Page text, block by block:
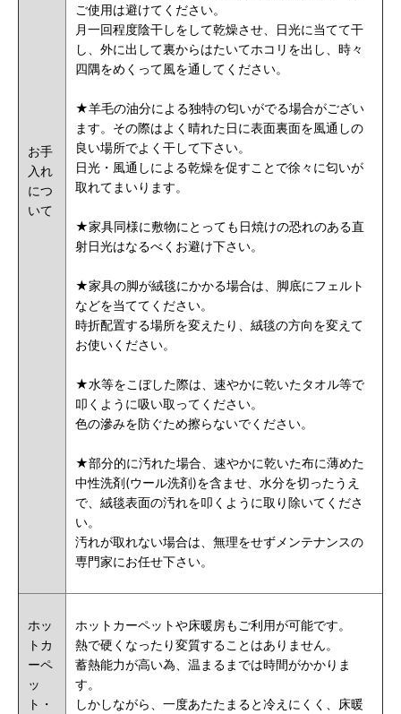
お手
入れ
につ
いて
ご使用は避けてください。
月一回程度陰干しをして乾燥させ、日光に当てて干
し、外に出して裏からはたいてホコリを出し、時々
四隅をめくって風を通してください。
★羊毛の油分による独特の匂いがでる場合がござい
ます。その際はよく晴れた日に表面裏面を風通しの
良い場所でよく干して下さい。
日光・風通しによる乾燥を促すことで徐々に匂いが
取れてまいります。
★家具同様に敷物にとっても日焼けの恐れのある直
射日光はなるべくお避け下さい。
★家具の脚が絨毯にかかる場合は、脚底にフェルト
などを当ててください。
時折配置する場所を変えたり、絨毯の方向を変えて
お使いください。
★水等をこぼした際は、速やかに乾いたタオル等で
叩くように吸い取ってください。
色の滲みを防ぐため擦らないでください。
★部分的に汚れた場合、速やかに乾いた布に薄めた
中性洗剤(ウール洗剤)を含ませ、水分を切ったうえ
で、絨毯表面の汚れを叩くように取り除いてくださ
い。
汚れが取れない場合は、無理をせずメンテナンスの
専門家にお任せ下さい。
ホッ
トカ
ーペ
ッ
ト・
ホットカーペットや床暖房もご利用が可能です。
熱で硬くなったり変質することはありません。
蓄熱能力が高い為、温まるまでは時間がかかりま
す。
しかしながら、一度あたたまると冷えにくく、床暖